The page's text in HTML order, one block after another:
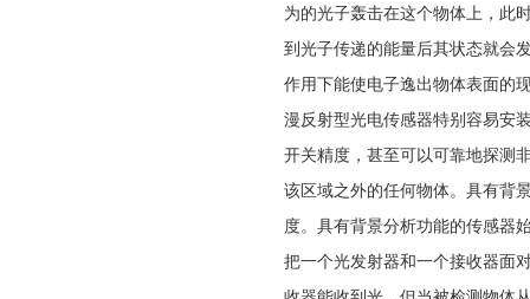
为的光子轰击在这个物体上，此
到光子传递的能量后其状态就会
作用下能使电子逸出物体表面的
漫反射型光电传感器特别容易安
开关精度，甚至可以可靠地探测
该区域之外的任何物体。具有背
度。具有背景分析功能的传感器
把一个光发射器和一个接收器面